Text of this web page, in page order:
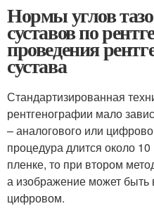
Нормы углов
суставов по
проведения
сустава
Стандартизированная
рентгенографии мало
­– аналогового или
процедура длится около
пленке, то при втором
а изображение может быть
цифровом.